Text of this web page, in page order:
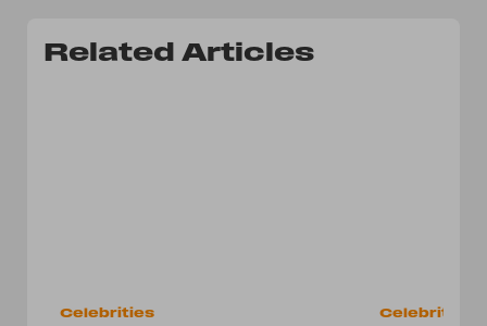
Related Articles
Celebrities Celebrities